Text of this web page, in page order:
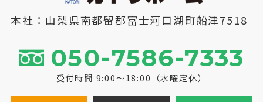
本社：山梨県南都留郡富士河口湖町船津7518
050-7586-7333
受付時間 9:00～18:00（水曜定休）